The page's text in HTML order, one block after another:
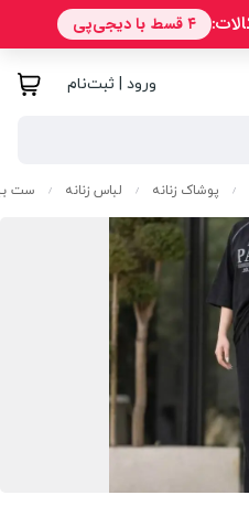
ورود | ثبت‌نام
/ پوشاک زنانه / لباس زنانه / ست